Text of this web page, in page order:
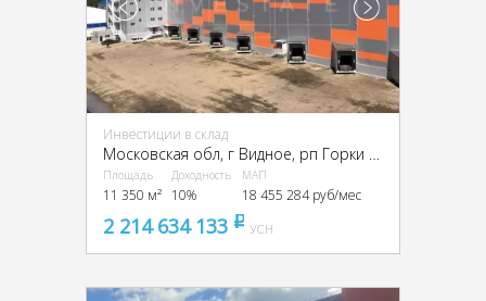
Инвестиции в склад
Московская обл, г Видное, рп Горки Ленинские, Промзона Технопарк улица Восточная, Московская обл., промзона Технопарк, Восточная ул.
Площадь
11 350 м²
Доходность
10%
МАП
18 455 284 руб/мес
2 214 634 133 pуб
УСН